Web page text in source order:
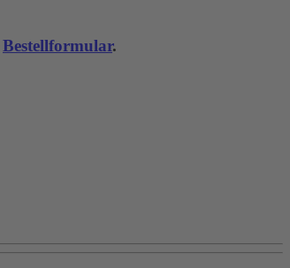
Bestellformular.